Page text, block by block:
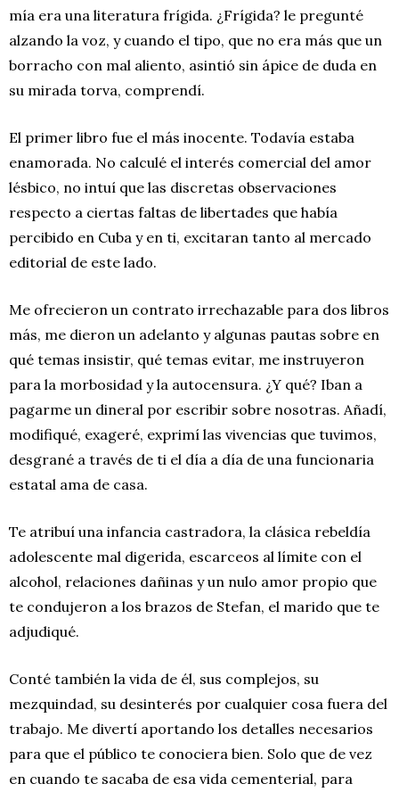
mía era una literatura frígida. ¿Frígida? le pregunté
alzando la voz, y cuando el tipo, que no era más que un
borracho con mal aliento, asintió sin ápice de duda en
su mirada torva, comprendí.
El primer libro fue el más inocente. Todavía estaba
enamorada. No calculé el interés comercial del amor
lésbico, no intuí que las discretas observaciones
respecto a ciertas faltas de libertades que había
percibido en Cuba y en ti, excitaran tanto al mercado
editorial de este lado.
Me ofrecieron un contrato irrechazable para dos libros
más, me dieron un adelanto y algunas pautas sobre en
qué temas insistir, qué temas evitar, me instruyeron
para la morbosidad y la autocensura. ¿Y qué? Iban a
pagarme un dineral por escribir sobre nosotras. Añadí,
modifiqué, exageré, exprimí las vivencias que tuvimos,
desgrané a través de ti el día a día de una funcionaria
estatal ama de casa.
Te atribuí una infancia castradora, la clásica rebeldía
adolescente mal digerida, escarceos al límite con el
alcohol, relaciones dañinas y un nulo amor propio que
te condujeron a los brazos de Stefan, el marido que te
adjudiqué.
Conté también la vida de él, sus complejos, su
mezquindad, su desinterés por cualquier cosa fuera del
trabajo. Me divertí aportando los detalles necesarios
para que el público te conociera bien. Solo que de vez
en cuando te sacaba de esa vida cementerial, para